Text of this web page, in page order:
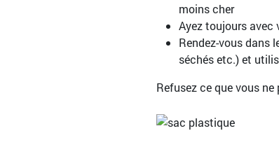
moins cher
Ayez toujours avec
Rendez-vous dans
séchés etc.) et
Refusez ce que vous